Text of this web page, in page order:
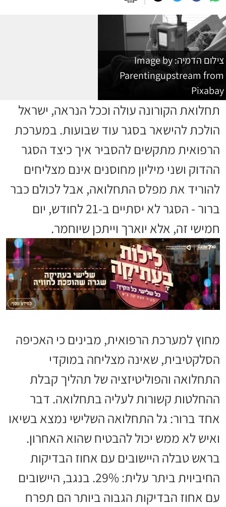
צילום הדמיה: Image by
Parentingupstream from
Pixabay
תחלואת הקורונה עולה וככל הנראה, ישראל
הולכת להישאר בסגר עוד שבועות. במערכת
הרפואית מתקשים להסביר איך כיצד הסגר
ההדוק ושני מיליון מחוסנים אינם מצליחים
להוריד את מפלס התחלואה, אבל לכולם כבר
ברור - הסגר לא יסתיים ב-21 לחודש, יום
חמישי זה, אלא יוארך וייתכן שיוחמר.
מחוץ למערכת הרפואית, מבינים כי האכיפה
הסלקטיבית, שאינה מצליחה במוקדי
התחלואה והפוליטיזציה של תהליך קבלת
ההחלטות קשורות לעליה בתחלואה. דבר
אחד ברור: גל התחלואה השלישי נמצא בשיאו
ואיש לא ממש יכול להבטיח שהוא האחרון.
בראש טבלה היישובים עם אחוז הבדיקות
החיביוית ביתר עלית: 29%. בנגב, היישובים
עם אחוז הבדיקות הגבוה ביותר הם תפרח